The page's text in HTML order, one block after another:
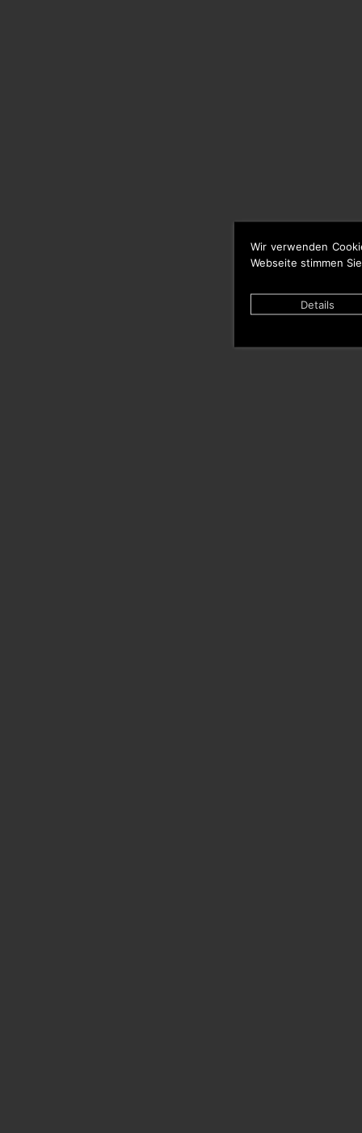
Wir verwenden
Webseite stimmen
Details